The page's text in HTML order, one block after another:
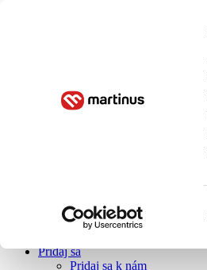
Pomáhame ďalej
Zelený Martinus
Pridaj sa
Pridaj sa k nám